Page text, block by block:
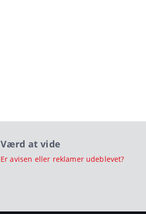
Værd at vide
Er avisen eller reklamer udeblevet?